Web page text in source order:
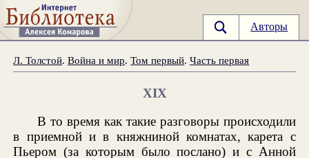
Авторы
Л. Толстой.Война и мир.Том первый.Часть первая
XIX
В то время как такие разговоры происходили
в приемной и в княжниной комнатах, карета с
Пьером (за которым было послано) и с Анной